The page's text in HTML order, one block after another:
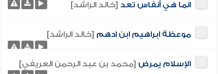
انما هي أنفاس تعد [خالد الراشد]
موعظة ابراهيم ابن ادهم [خالد الراشد]
الإسلام يمرض [محمد بن عبد الرحمن العريفي]